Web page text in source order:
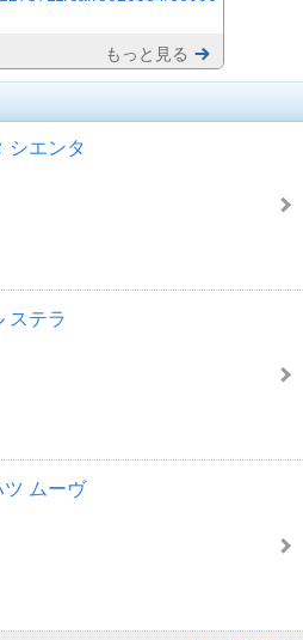
もっと見る
シエンタ
ステラ
ツ ムーヴ